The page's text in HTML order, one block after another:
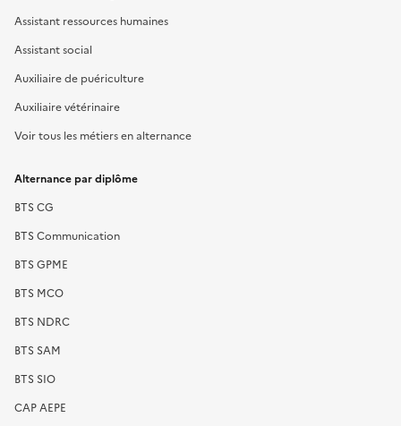
Assistant ressources humaines
Assistant social
Auxiliaire de puériculture
Auxiliaire vétérinaire
Voir tous les métiers en alternance
Alternance par diplôme
BTS CG
BTS Communication
BTS GPME
BTS MCO
BTS NDRC
BTS SAM
BTS SIO
CAP AEPE